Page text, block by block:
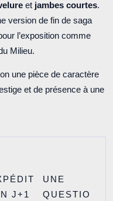
et jambes courtes.
version de fin de saga
l’exposition comme
Milieu.
une pièce de caractère
et de présence à une
J+1
UNE
QUESTIO